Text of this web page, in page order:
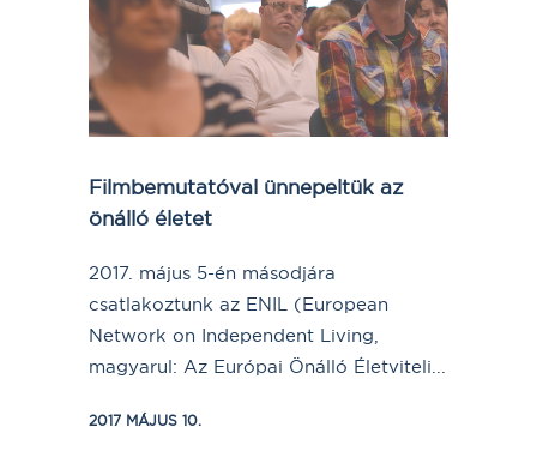
Filmbemutatóval ünnepeltük az
önálló életet
2017. május 5-én másodjára
csatlakoztunk az ENIL (European
Network on Independent Living,
magyarul: Az Európai Önálló Életviteli...
2017 MÁJUS 10.